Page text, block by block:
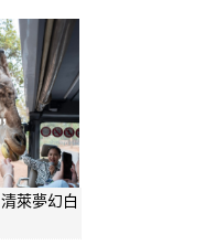
萊夢幻白